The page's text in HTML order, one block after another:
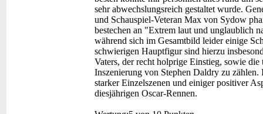
sehr abwechslungsreich gestaltet wurde.
und Schauspiel-Veteran Max von Sydow
bestechen an "Extrem laut und unglaublich
während sich im Gesamtbild leider einige
schwierigen Hauptfigur sind hierzu
Vaters, der recht holprige Einstieg, sowie
Inszenierung von Stephen Daldry zu
starker Einzelszenen und einiger positiver
diesjährigen Oscar-Rennen.